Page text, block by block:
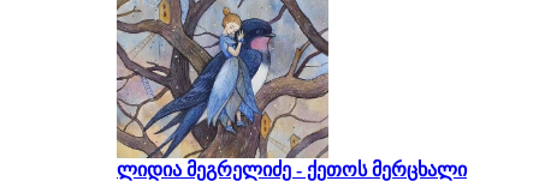
ლიდია მეგრელიძე - ქეთოს მერცხალი